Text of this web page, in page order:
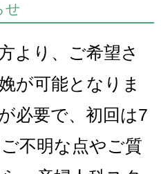
せ
より、ご希望さ
が可能となりま
必要で、初回は7
不明な点やご質